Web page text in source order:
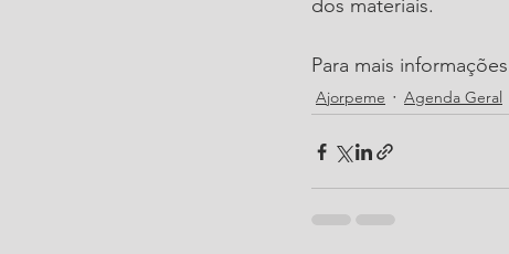
dos materiais.
Para mais
Ajorpeme Agenda Geral